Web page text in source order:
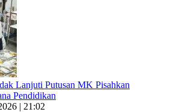
Lanjuti Putusan MK Pisahkan
Pendidikan
| 21:02